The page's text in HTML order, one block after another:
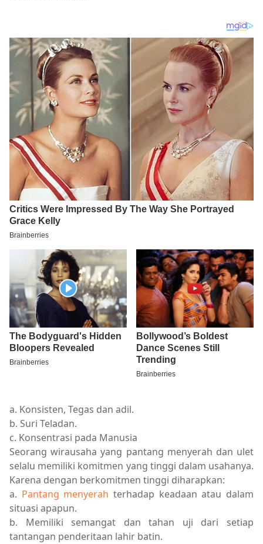
a. Konsisten, Tegas dan adil.
b. Suri Teladan.
c. Konsentrasi pada Manusia
Seorang wirausaha yang pantang menyerah dan ulet
selalu memiliki komitmen yang tinggi dalam usahanya.
Karena dengan berkomitmen tinggi diharapkan:
a. Pantang menyerah terhadap keadaan atau dalam
situasi apapun.
b. Memiliki semangat dan tahan uji dari setiap
tantangan penderitaan lahir batin.